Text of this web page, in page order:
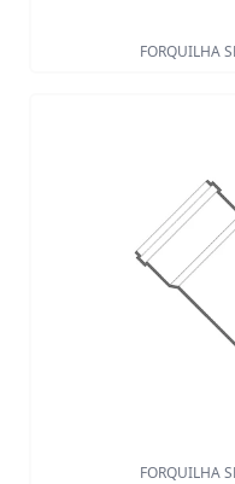
FORQUILHA
FORQUILHA